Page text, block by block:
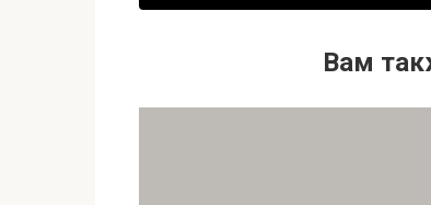
Вам